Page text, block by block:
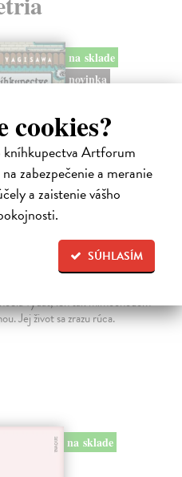
cookies?
kníhkupectva Artforum
zabezpečenie a meranie
a zaistenie vášho
SÚHLASÍM
na sklade
novinka
vydať, len tak mimochodom
Jej život sa zrazu rúca.
na sklade